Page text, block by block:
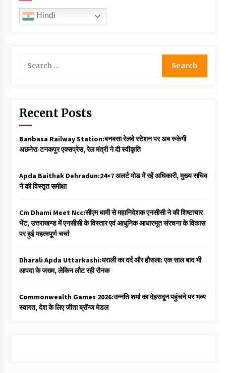
Hindi
for:
Recent Posts
Banbasa Railway Station:बनबसा रेलवे स्टेशन पर अब रुकेगी
अछनेरा-टनकपुर एक्सप्रेस, रेल मंत्री ने दी स्वीकृति
Apda Baithak Dehradun:24×7 अलर्ट मोड में रहें अधिकारी, मुख्य सचिव
ने की विस्तृत समीक्षा
Cm Dhami Meet Ncc:सीएम धामी से महानिदेशक एनसीसी ने की शिष्टाचार
भेंट, उत्तराखण्ड में एनसीसी के विस्तार एवं आधुनिक आधारभूत संरचना के विकास
पर हुई महत्वपूर्ण चर्चा
Dharali Apda Uttarkashi:धराली का दर्द और हौसला: एक साल बाद भी
आपदा के जख्म, लेकिन लौट रही रौनक
Commonwealth Games 2026:उन्नति शर्मा का देहरादून पहुंचने पर भव्य
स्वागत, देश के लिए जीता ब्रॉन्ज मेडल